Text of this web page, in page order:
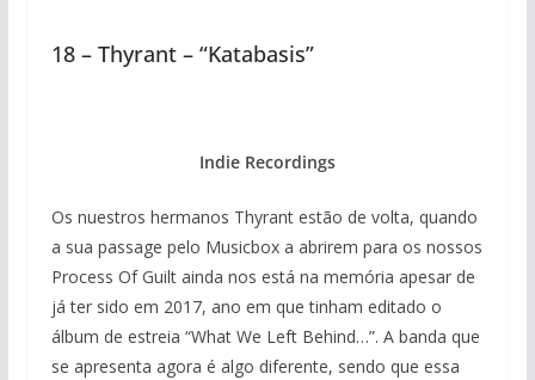
18 – Thyrant – “Katabasis”
Indie Recordings
Os nuestros hermanos Thyrant estão de volta, quando
a sua passage pelo Musicbox a abrirem para os nossos
Process Of Guilt ainda nos está na memória apesar de
já ter sido em 2017, ano em que tinham editado o
álbum de estreia “What We Left Behind…”. A banda que
se apresenta agora é algo diferente, sendo que essa